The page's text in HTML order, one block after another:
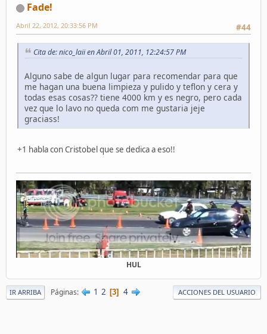
Fade!
#44
Abril 22, 2012, 20:33:56 PM
Cita de: nico_laii en Abril 01, 2011, 12:24:57 PM
Alguno sabe de algun lugar para recomendar para que
me hagan una buena limpieza y pulido y teflon y cera y
todas esas cosas?? tiene 4000 km y es negro, pero cada
vez que lo lavo no queda com me gustaria jeje
graciass!
+1 habla con Cristobel que se dedica a eso!!
HUL
IR ARRIBA Páginas 1 2 3 4 ACCIONES DEL USUARIO